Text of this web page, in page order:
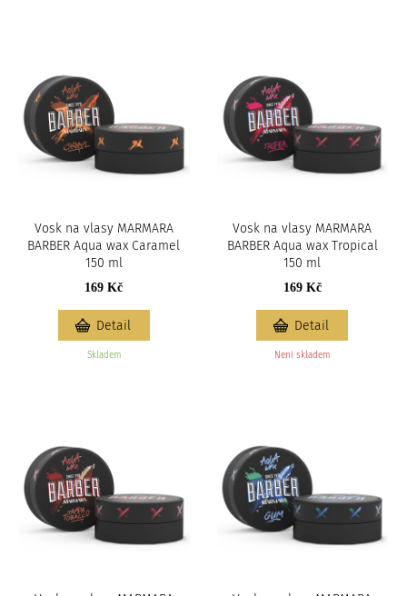
Vosk na vlasy MARMARA
BARBER Aqua wax Caramel
150 ml
169 Kč
Skladem
Detail
Vosk na vlasy MARMARA
BARBER Aqua wax Tropical
150 ml
169 Kč
Není skladem
Detail